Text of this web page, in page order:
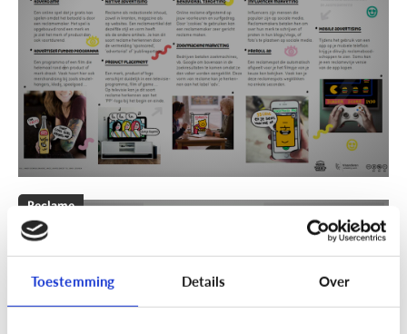
Toestemming Details Over
Reclame
[Klik & Print]